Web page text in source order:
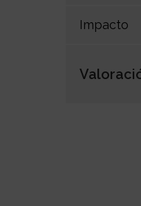
Impacto